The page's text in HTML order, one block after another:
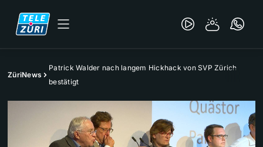
ZüriNews
Patrick Walder nach langem Hickhack von SVP Zürich
bestätigt